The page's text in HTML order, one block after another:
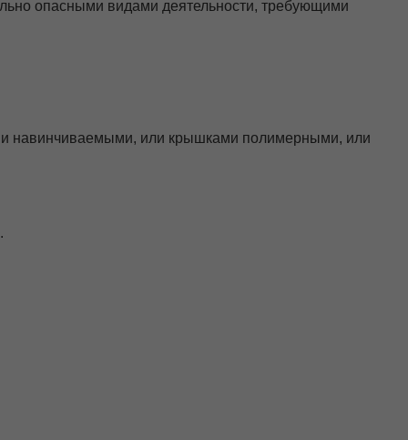
опасными видами деятельности, требующими
навинчиваемыми, или крышками полимерными, или